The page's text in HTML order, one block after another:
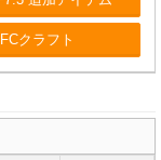
FCクラフト